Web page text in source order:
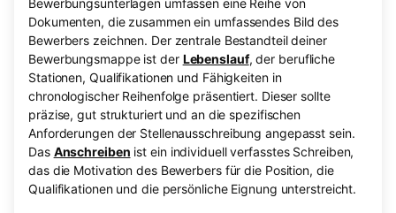
Bewerbungsunterlagen umfassen eine Reihe von
Dokumenten, die zusammen ein umfassendes Bild des
Bewerbers zeichnen. Der zentrale Bestandteil deiner
Bewerbungsmappe ist der Lebenslauf, der berufliche
Stationen, Qualifikationen und Fähigkeiten in
chronologischer Reihenfolge präsentiert. Dieser sollte
präzise, gut strukturiert und an die spezifischen
Anforderungen der Stellenausschreibung angepasst sein.
Das Anschreiben ist ein individuell verfasstes Schreiben,
das die Motivation des Bewerbers für die Position, die
Qualifikationen und die persönliche Eignung unterstreicht.